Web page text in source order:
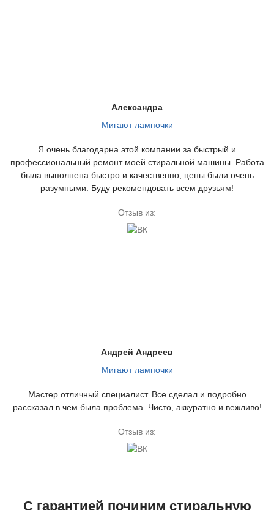
Александра
Мигают лампочки
Я очень благодарна этой компании за быстрый и
профессиональный ремонт моей стиральной машины. Работа
была выполнена быстро и качественно, цены были очень
разумными. Буду рекомендовать всем друзьям!
Отзыв из:
Андрей Андреев
Мигают лампочки
Мастер отличный специалист. Все сделал и подробно
рассказал в чем была проблема. Чисто, аккуратно и вежливо!
Отзыв из:
С гарантией починим стиральную